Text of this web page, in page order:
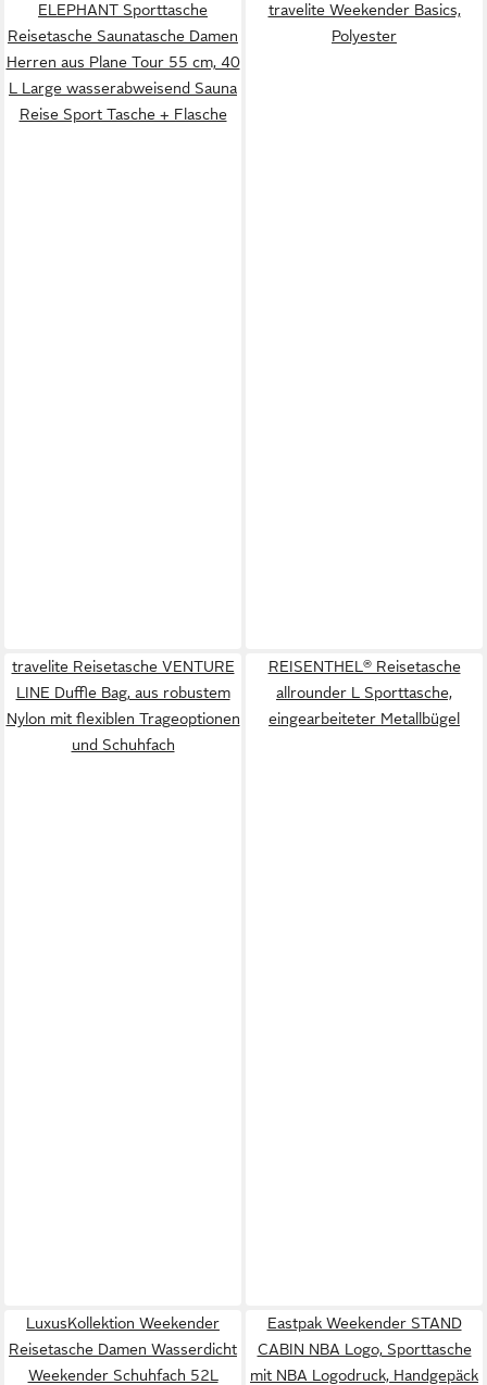
ELEPHANT Sporttasche
Reisetasche Saunatasche Damen
Herren aus Plane Tour 55 cm, 40
L Large wasserabweisend Sauna
Reise Sport Tasche + Flasche
travelite Weekender Basics,
Polyester
travelite Reisetasche VENTURE
LINE Duffle Bag, aus robustem
Nylon mit flexiblen Trageoptionen
und Schuhfach
REISENTHEL® Reisetasche
allrounder L Sporttasche,
eingearbeiteter Metallbügel
LuxusKollektion Weekender
Reisetasche Damen Wasserdicht
Weekender Schuhfach 52L
Eastpak Weekender STAND
CABIN NBA Logo, Sporttasche
mit NBA Logodruck, Handgepäck